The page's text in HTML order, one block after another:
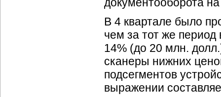
В 4 квартале было
чем за тот же
14% (до 20 млн.
сканеры нижних
подсегментов
выражении